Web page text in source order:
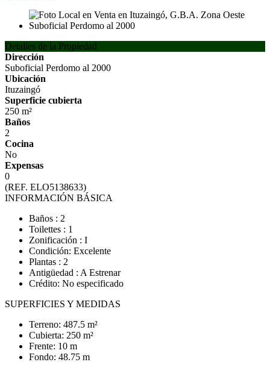
Detalles de la Propiedad
Dirección
Suboficial Perdomo al 2000
Ubicación
Ituzaingó
Superficie cubierta
250 m²
Baños
2
Cocina
No
Expensas
0
(REF. ELO5138633)
INFORMACIÓN BÁSICA
Baños : 2
Toilettes : 1
Zonificación : I
Condición: Excelente
Plantas : 2
Antigüedad : A Estrenar
Crédito: No especificado
SUPERFICIES Y MEDIDAS
Terreno: 487.5 m²
Cubierta: 250 m²
Frente: 10 m
Fondo: 48.75 m